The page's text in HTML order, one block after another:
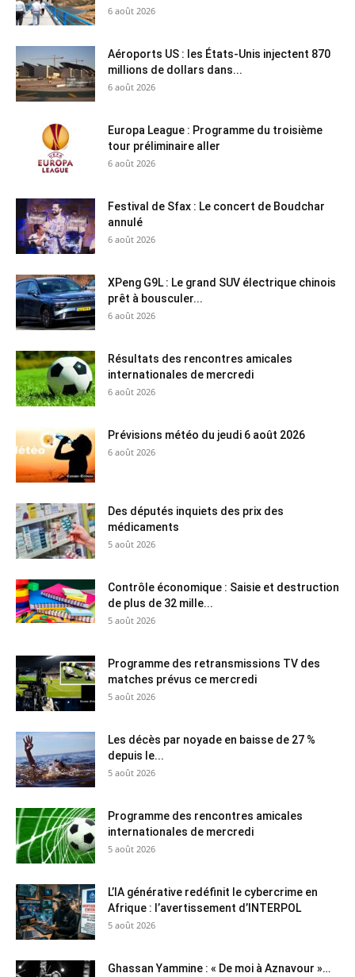
6 août 2026
Aéroports US : les États-Unis injectent 870
millions de dollars dans...
6 août 2026
Europa League : Programme du troisième
tour préliminaire aller
6 août 2026
Festival de Sfax : Le concert de Boudchar
annulé
6 août 2026
XPeng G9L : Le grand SUV électrique chinois
prêt à bousculer...
6 août 2026
Résultats des rencontres amicales
internationales de mercredi
6 août 2026
Prévisions météo du jeudi 6 août 2026
6 août 2026
Des députés inquiets des prix des
médicaments
5 août 2026
Contrôle économique : Saisie et destruction
de plus de 32 mille...
5 août 2026
Programme des retransmissions TV des
matches prévus ce mercredi
5 août 2026
Les décès par noyade en baisse de 27 %
depuis le...
5 août 2026
Programme des rencontres amicales
internationales de mercredi
5 août 2026
L’IA générative redéfinit le cybercrime en
Afrique : l’avertissement d’INTERPOL
5 août 2026
Ghassan Yammine : « De moi à Aznavour »…